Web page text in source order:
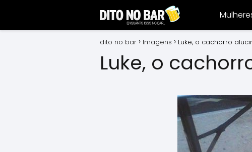
dito no bar Imagens Luke, o cachorro
Luke, o